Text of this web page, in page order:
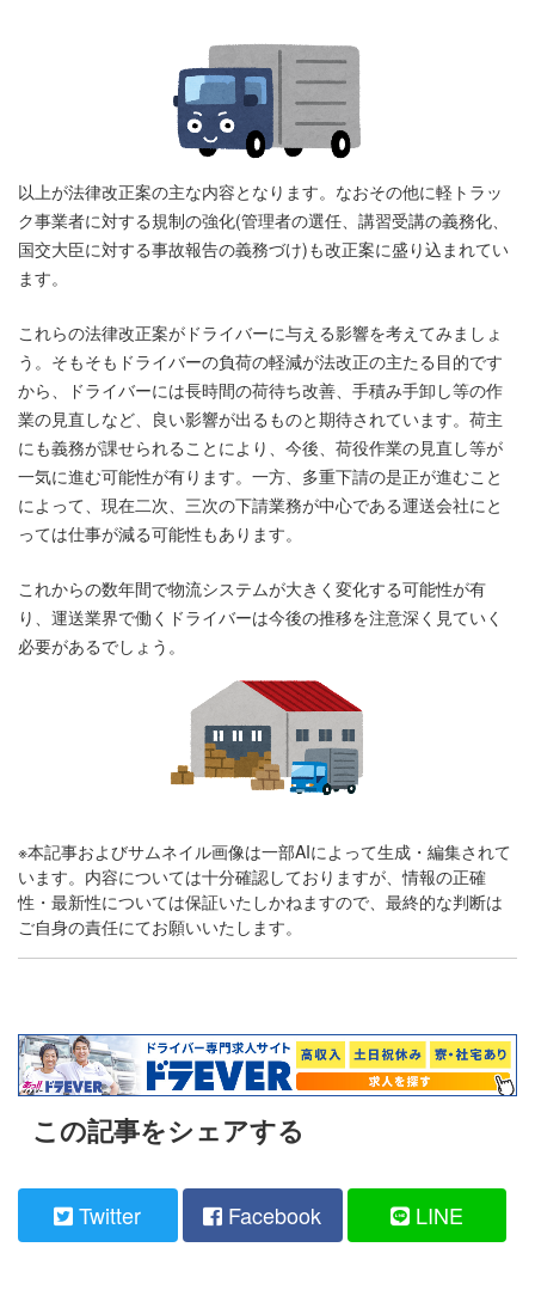
以上が法律改正案の主な内容となります。なおその他に軽トラッ
ク事業者に対する規制の強化(管理者の選任、講習受講の義務化、
国交大臣に対する事故報告の義務づけ)も改正案に盛り込まれてい
ます。
これらの法律改正案がドライバーに与える影響を考えてみましょ
う。そもそもドライバーの負荷の軽減が法改正の主たる目的です
から、ドライバーには長時間の荷待ち改善、手積み手卸し等の作
業の見直しなど、良い影響が出るものと期待されています。荷主
にも義務が課せられることにより、今後、荷役作業の見直し等が
一気に進む可能性が有ります。一方、多重下請の是正が進むこと
によって、現在二次、三次の下請業務が中心である運送会社にと
っては仕事が減る可能性もあります。
これからの数年間で物流システムが大きく変化する可能性が有
り、運送業界で働くドライバーは今後の推移を注意深く見ていく
必要があるでしょう。
※本記事およびサムネイル画像は一部AIによって生成・編集されて
います。内容については十分確認しておりますが、情報の正確
性・最新性については保証いたしかねますので、最終的な判断は
ご自身の責任にてお願いいたします。
この記事をシェアする
Twitter Facebook LINE